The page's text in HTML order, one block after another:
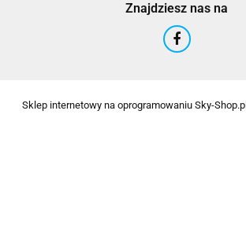
Znajdziesz nas na
Sklep internetowy na oprogramowaniu Sky-Shop.pl